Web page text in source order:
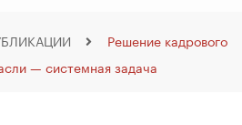
Решение кадрового
— системная задача